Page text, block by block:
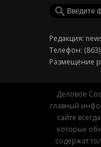
Редакция:
Телефон:
Размещение
Деловое
главный
сайте
которые
содержат